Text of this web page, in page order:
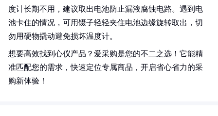
度计长期不用，建议取出电池防止漏液腐蚀电路。遇到电
池卡住的情况，可用镊子轻轻夹住电池边缘旋转取出，切
勿用硬物撬动避免损坏温度计。
想要高效找到心仪产品？爱采购是您的不二之选！它能精
准匹配您的需求，快速定位专属商品，开启省心省力的采
购新体验！